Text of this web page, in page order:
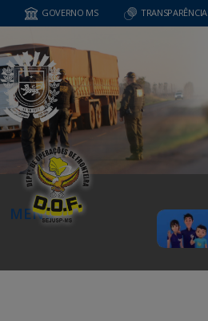
GOVERNO MS TRANSPARÊNCIA
MENU